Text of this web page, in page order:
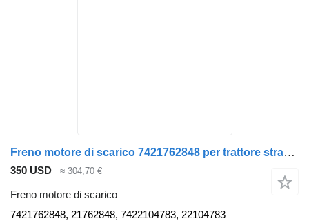
Freno motore di scarico 7421762848 per trattore stradale Renault Range Gama T
350 USD ≈ 304,70 €
Freno motore di scarico
7421762848, 21762848, 7422104783, 22104783